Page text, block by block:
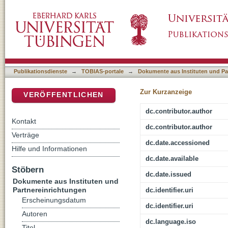
Publikationsdienste → TOBIAS-portale → Dokumente aus Instituten und
Zur Kurzanzeige
dc.contributor.author
dc.contributor.author
dc.date.accessioned
dc.date.available
dc.date.issued
dc.identifier.uri
dc.identifier.uri
dc.language.iso
VERÖFFENTLICHEN
Kontakt
Verträge
Hilfe und Informationen
Stöbern
Dokumente aus Instituten und
Partnereinrichtungen
Erscheinungsdatum
Autoren